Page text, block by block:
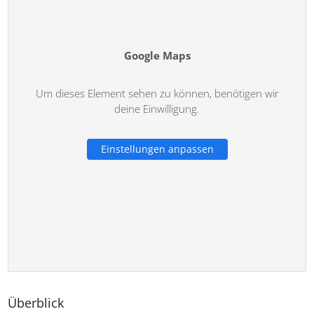
Google Maps
Um dieses Element sehen zu können, benötigen wir
deine Einwilligung.
Einstellungen anpassen
Überblick